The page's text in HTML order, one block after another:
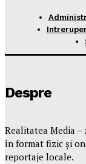
Despre
Realitatea Media
în format fizic și
reportaje locale.